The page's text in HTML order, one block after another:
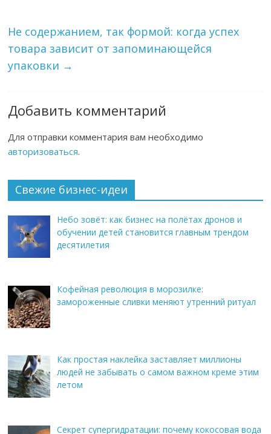
Не содержанием, так формой: когда успех
товара зависит от запоминающейся
упаковки →
Добавить комментарий
Для отправки комментария вам необходимо
авторизоваться.
Свежие бизнес-идеи
Небо зовёт: как бизнес на полётах дронов и
обучении детей становится главным трендом
десятилетия
Кофейная революция в морозилке:
замороженные сливки меняют утренний ритуал
Как простая наклейка заставляет миллионы
людей не забывать о самом важном креме этим
летом
Секрет супергидратации: почему кокосовая вода